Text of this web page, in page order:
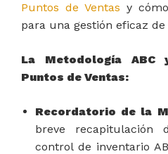
Puntos de Ventas y
para una gestión eficaz
La Metodología ABC
Puntos de Ventas:
Recordatorio de la
breve
control de inventario